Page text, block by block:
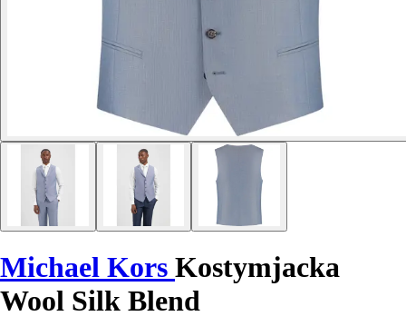
Michael Kors Kostymjacka
Wool Silk Blend